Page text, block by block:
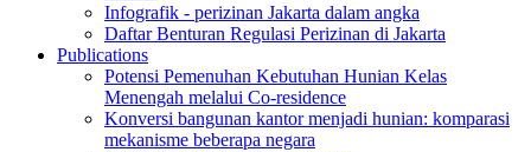
Infografik - perizinan Jakarta dalam angka
Daftar Benturan Regulasi Perizinan di Jakarta
Publications
Potensi Pemenuhan Kebutuhan Hunian Kelas
Menengah melalui Co-residence
Konversi bangunan kantor menjadi hunian: komparasi
mekanisme beberapa negara